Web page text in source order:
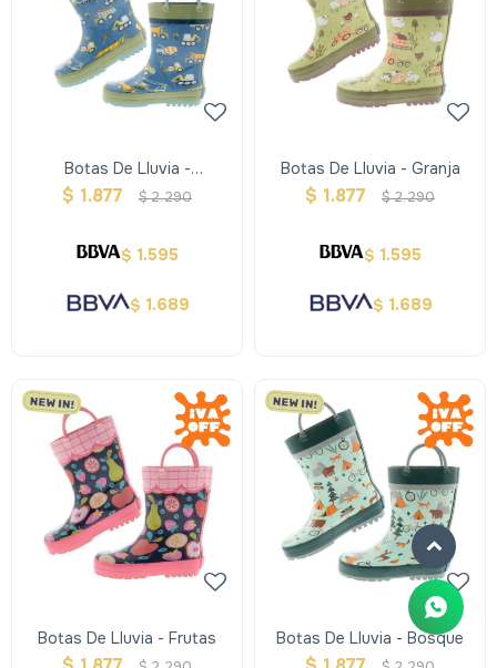
Botas De Lluvia -
Construcción
$ 1.877 $2.290
$ 1.595
$ 1.689
Botas De Lluvia - Granja
$ 1.877 $2.290
$ 1.595
$ 1.689
Botas De Lluvia - Frutas Botas De Lluvia - Bosque